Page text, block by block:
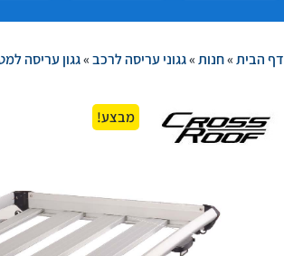
דף הבית»חנות»גגוני עריסה לרכב»גגון עריסה
מבצע!